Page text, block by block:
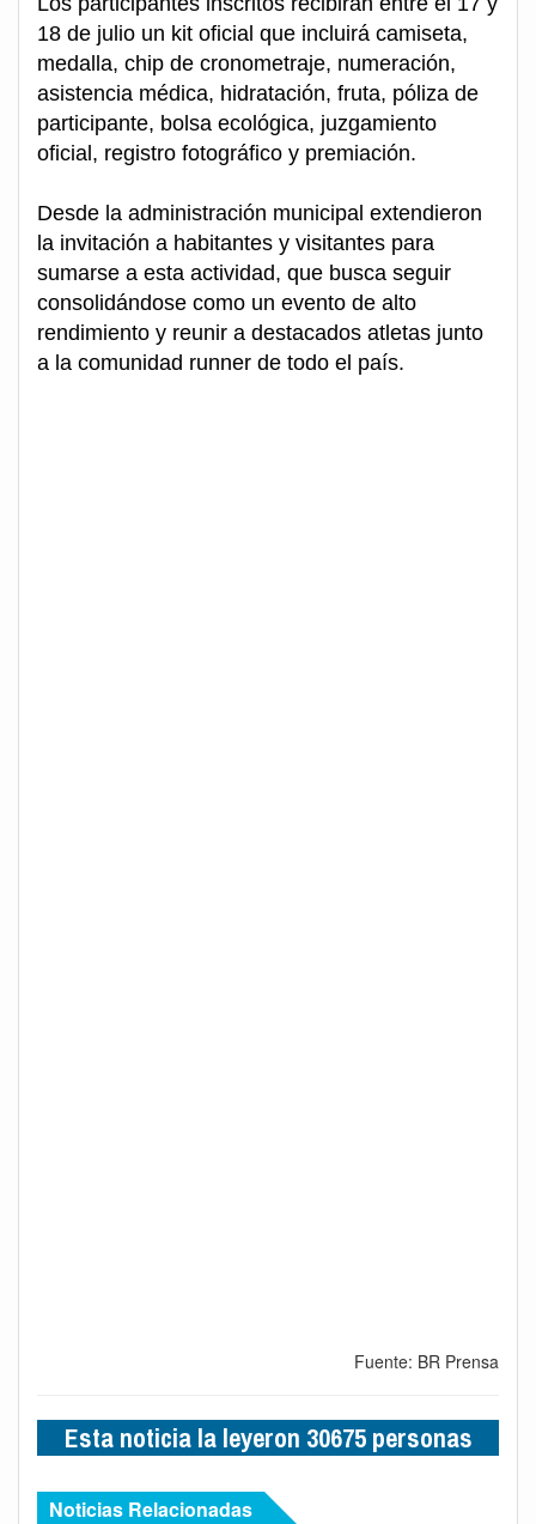
18 de julio un kit oficial que incluirá camiseta,
medalla, chip de cronometraje, numeración,
asistencia médica, hidratación, fruta, póliza de
participante, bolsa ecológica, juzgamiento
oficial, registro fotográfico y premiación.
Desde la administración municipal extendieron
la invitación a habitantes y visitantes para
sumarse a esta actividad, que busca seguir
consolidándose como un evento de alto
rendimiento y reunir a destacados atletas junto
a la comunidad runner de todo el país.
Fuente: BR Prensa
Esta noticia la leyeron 30675 personas
Noticias Relacionadas